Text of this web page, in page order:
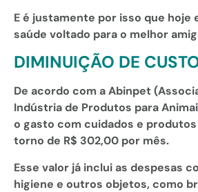
E é justamente por isso que hoje
saúde voltado para o melhor
DIMINUIÇÃO DE
De acordo com a Abinpet
Indústria de Produtos para
o gasto com cuidados e
torno de R$ 302,00 por mês.
Esse valor já inclui as despesas
higiene e outros objetos, como